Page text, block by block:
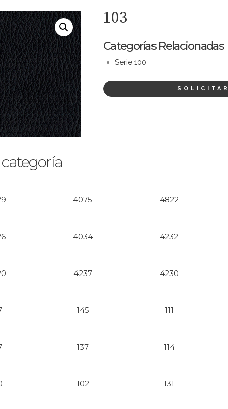
103
Categorías Relacionadas
Serie 100
4075 4822
4034 4232
4237 4230
145 111
137 114
102 131